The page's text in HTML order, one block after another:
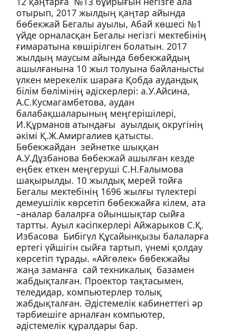
отырып, 2017 жылдың қаңтар айында
бөбекжай Бегалы ауылы, Абай көшесі №1
үйде орналасқан Бегалы негізгі мектебінің
ғимаратына көшірілген болатын. 2017
жылдың маусым айында бөбекжайдың
ашылғанына 10 жыл толуына байланысты
үлкен мерекелік шараға Қобда аудандық
білім бөлімінің әдіскерлері: а.У.Айсина,
А.С.Кусмагамбетова, аудан
балабақшаларының меңгерішілері,
И.Құрманов атындағы ауылдық округінің
әкімі Қ.Ж.Амиргалиев қатысты.
Бөбекжайдан зейнетке шыққан
А.У.Дұзбанова бөбекжай ашылған кезде
еңбек еткен меңгеруші С.Н.Ғалымова
шақырылды. 10 жылдық мерей тойға
Бегалы мектебінің 1696 жылғы түлектері
демеушілік көрсетіп бөбекжайға кілем, ата
–аналар балалрға ойыншықтар сыйға
тартты. Ауыл кәсіпкерлері Айжарыков С.Қ.
Избасова Бибігүл Құсайынқызы балаларға
ертегі үйшігін сыйға тартып, үнемі қолдау
көрсетіп тұрады. «Айгөлек» бөбекжайы
жаңа заманға сай техникалық базамен
жабдықталған. Проектор тақтасымен,
теледидар, компьютерлер толық
жабдықталған. Әдістемелік кабинеттегі әр
тәрбиешіге арналған компьютер,
әдістемелік құралдары бар.